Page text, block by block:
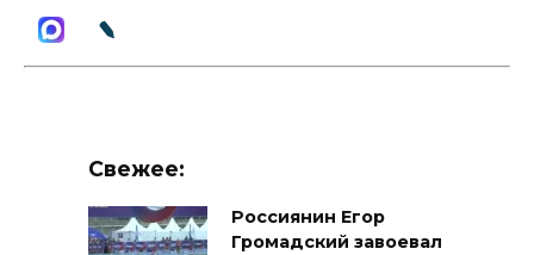
Свежее:
Россиянин Егор
Громадский завоевал